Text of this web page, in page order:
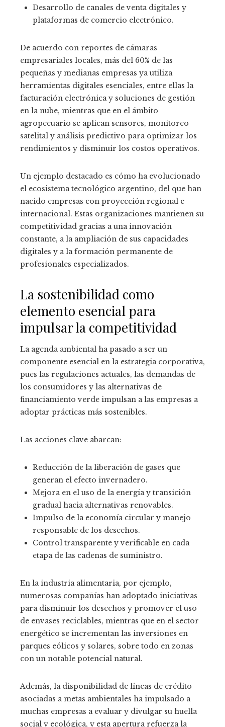
Desarrollo de canales de venta digitales y
plataformas de comercio electrónico.
De acuerdo con reportes de cámaras
empresariales locales, más del 60% de las
pequeñas y medianas empresas ya utiliza
herramientas digitales esenciales, entre ellas la
facturación electrónica y soluciones de gestión
en la nube, mientras que en el ámbito
agropecuario se aplican sensores, monitoreo
satelital y análisis predictivo para optimizar los
rendimientos y disminuir los costos operativos.
Un ejemplo destacado es cómo ha evolucionado
el ecosistema tecnológico argentino, del que han
nacido empresas con proyección regional e
internacional. Estas organizaciones mantienen su
competitividad gracias a una innovación
constante, a la ampliación de sus capacidades
digitales y a la formación permanente de
profesionales especializados.
La sostenibilidad como
elemento esencial para
impulsar la competitividad
La agenda ambiental ha pasado a ser un
componente esencial en la estrategia corporativa,
pues las regulaciones actuales, las demandas de
los consumidores y las alternativas de
financiamiento verde impulsan a las empresas a
adoptar prácticas más sostenibles.
Las acciones clave abarcan:
Reducción de la liberación de gases que
generan el efecto invernadero.
Mejora en el uso de la energía y transición
gradual hacia alternativas renovables.
Impulso de la economía circular y manejo
responsable de los desechos.
Control transparente y verificable en cada
etapa de las cadenas de suministro.
En la industria alimentaria, por ejemplo,
numerosas compañías han adoptado iniciativas
para disminuir los desechos y promover el uso
de envases reciclables, mientras que en el sector
energético se incrementan las inversiones en
parques eólicos y solares, sobre todo en zonas
con un notable potencial natural.
Además, la disponibilidad de líneas de crédito
asociadas a metas ambientales ha impulsado a
muchas empresas a evaluar y divulgar su huella
social y ecológica, y esta apertura refuerza la